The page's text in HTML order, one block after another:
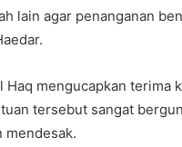
lain agar penanganan
Haq mengucapkan
tersebut sangat
mendesak.